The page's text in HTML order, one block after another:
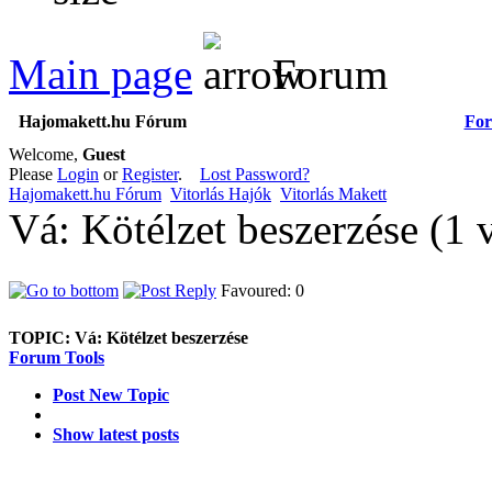
Main page Forum
Hajomakett.hu Fórum
Welcome, Guest
Please Login orRegister. Lost Password?
Hajomakett.hu Fórum Vitorlás Hajók Vitorlás Makett
Vá: Kötélzet beszerzése
Favoured: 0
TOPIC: Vá: Kötélzet beszerzése
Forum Tools
Post New Topic
Show latest posts